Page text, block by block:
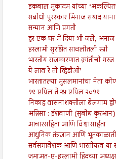
इकबाल मुकादम यांच्या
संबोधी पुरस्कार मिनाज सय्यद यांना
सन्मान आणि प्रगती
हर एक घर में दिया भी जले, अनाज
इस्लामी सुरक्षित सावलीतली स्त्री
भारतीय राजकारणात क्रांतीची गरज
ये लाव रे तो व्हिडीओ’
भारतातल्या मुसलमानांचा नेता
१९ एप्रिल ते २५ एप्रिल २०१९
निकाह वासनाशक्तीला बेलगाम
अन्निसा : ईशवाणी (सुबोध कुरआन)
आचारसंहिता आणि विश्वासार्हता
आधुनिक तंत्रज्ञान आणि
सर्वसमावेशक आणि भारतीयत्व